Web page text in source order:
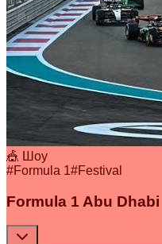
🎪 Шоу
#Formula 1#Festival
Formula 1 Abu Dhabi